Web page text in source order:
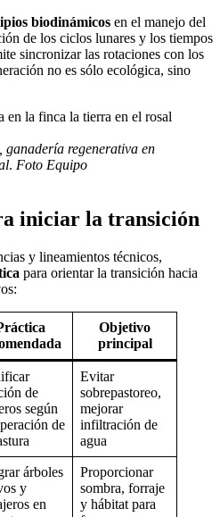
biodinámicos en el manejo del
de los ciclos lunares y los tiempos
sincronizar las rotaciones con los
no es sólo ecológica, sino
ganadería regenerativa en
. Foto Equipo
iniciar la transición
y lineamientos técnicos,
para orientar la transición hacia
Objetivo
principal
de
según
de
Evitar
sobrepastoreo,
mejorar
infiltración de
agua
árboles
y
en
Proporcionar
sombra, forraje
y hábitat para